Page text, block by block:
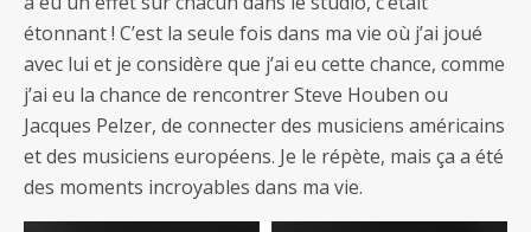
étonnant ! C’est la seule fois dans ma vie où j’ai joué
avec lui et je considère que j’ai eu cette chance, comme
j’ai eu la chance de rencontrer Steve Houben ou
Jacques Pelzer, de connecter des musiciens américains
et des musiciens européens. Je le répète, mais ça a été
des moments incroyables dans ma vie.